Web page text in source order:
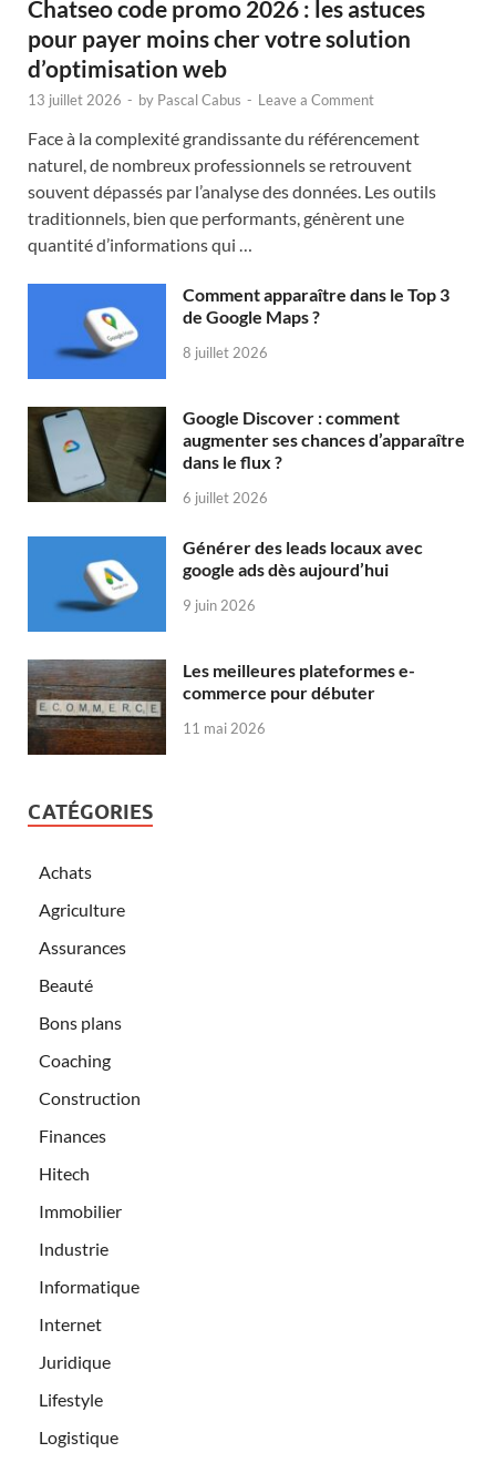
Chatseo code promo 2026 : les astuces
pour payer moins cher votre solution
d’optimisation web
13 juillet 2026 - by Pascal Cabus - Leave a Comment
Face à la complexité grandissante du référencement
naturel, de nombreux professionnels se retrouvent
souvent dépassés par l’analyse des données. Les outils
traditionnels, bien que performants, génèrent une
quantité d’informations qui …
Comment apparaître dans le Top 3
de Google Maps ?
8 juillet 2026
Google Discover : comment
augmenter ses chances d’apparaître
dans le flux ?
6 juillet 2026
Générer des leads locaux avec
google ads dès aujourd’hui
9 juin 2026
Les meilleures plateformes e-
commerce pour débuter
11 mai 2026
CATÉGORIES
Achats
Agriculture
Assurances
Beauté
Bons plans
Coaching
Construction
Finances
Hitech
Immobilier
Industrie
Informatique
Internet
Juridique
Lifestyle
Logistique